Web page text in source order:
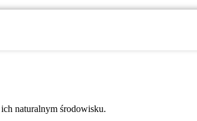
naturalnym środowisku.